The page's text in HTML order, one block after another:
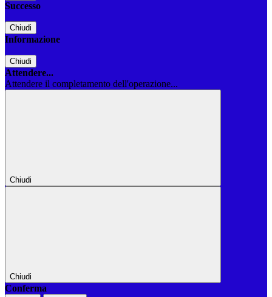
Successo
Chiudi
Informazione
Chiudi
Attendere...
Attendere il completamento dell'operazione...
Chiudi
Chiudi
Conferma